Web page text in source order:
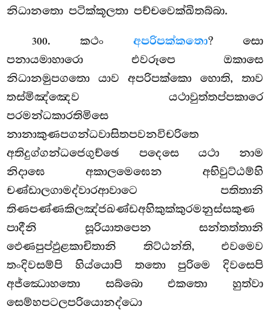
නිධානතො පටික්කූලතා පච්චවෙක්ඛිතබ්බා.
300. කථං අපරිපක්කතො? සො
පනායමාහාරො එවරූපෙ ඔකාසෙ
නිධානමුපගතො යාව අපරිපක්කො හොති, තාව
තස්මිඤ්ඤෙව යථාවුත්තප්පකාරෙ
පරමන්ධකාරතිමිසෙ
නානාකුණපගන්ධවාසිතපවනවිචරිතෙ
අතිදුග්ගන්ධජෙගුච්ඡෙ පදෙසෙ යථා නාම
නිදාඝෙ අකාලමෙඝෙන අභිවුට්ඨම්හි
චණ්ඩාලගාමද්වාරආවාටෙ පතිතානි
තිණපණ්ණකිලඤ්ජඛණ්ඩඅහිකුක්කුරමනුස්සකුණ
පාදීනි සූරියාතපෙන සන්තත්තානි
ඵෙණපුප්ඵුළකාචිතානි තිට්ඨන්ති, එවමෙව
තංදිවසම්පි හිය්යොපි තතො පුරිමෙ දිවසෙපි
අජ්ඣොහතො සබ්බො එකතො හුත්වා
සෙම්හපටලපරියොනද්ධො